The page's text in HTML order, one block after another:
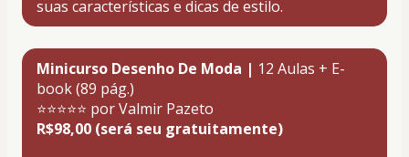
suas características e dicas de estilo.
Minicurso Desenho De Moda | 12 Aulas + E-
book (89 pág.)
⭐⭐⭐⭐⭐ por Valmir Pazeto
R$98,00 (será seu gratuitamente)